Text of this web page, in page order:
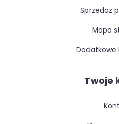
sprzedaż
mapa
Twoje